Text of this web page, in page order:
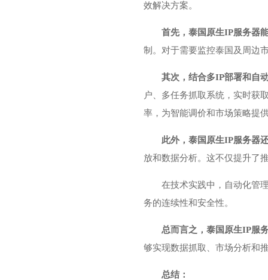
效解决方案。
首先，泰国原生IP服务器
制。对于需要监控泰国及周边
其次，结合多IP部署和自
户、多任务抓取系统，实时获
率，为智能调价和市场策略提
此外，泰国原生IP服务器
放和数据分析。这不仅提升了
在技术实践中，自动化管
务的连续性和安全性。
总而言之，泰国原生IP服
够实现数据抓取、市场分析和
总结：